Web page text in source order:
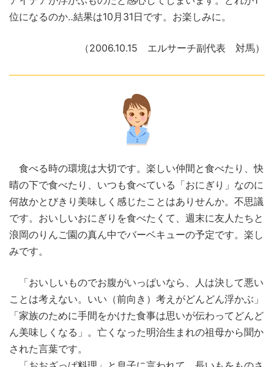
位になるのか‥結果は10月31日です。お楽しみに。
（2006.10.15 エルサーチ副代表 対馬）
食べる時の環境は大切です。楽しい仲間と食べたり、快
晴の下で食べたり、いつも食べている「おにぎり」なのに
何故かとびきり美味しく感じたことはありせんか。不思議
です。おいしいおにぎりを食べたくて、週末に友人たちと
浪岡のりんご園の真ん中でバーベキューの予定です。楽し
みです。
「おいしいものでお腹がいっぱいなら、人は決して悪い
ことは考えない。いい（前向き）考えがどんどん浮かぶ」
「家族のために手間をかけた食事は思いが伝わってどんど
ん美味しくなる」。亡くなった明治生まれの祖母から聞か
された言葉です。